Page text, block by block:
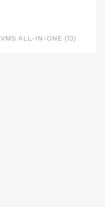
VMS ALL-IN-ONE (13)